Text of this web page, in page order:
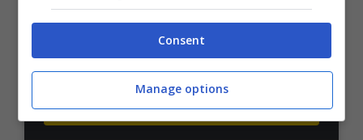
Iscrivendoti a PlanetWin365 ricevi: 100% fino a 2000€
in Bonus Scommesse + 100% fino a 50€ in Bonus
Sport
2050€
VERIFICA
Consent
Manage options